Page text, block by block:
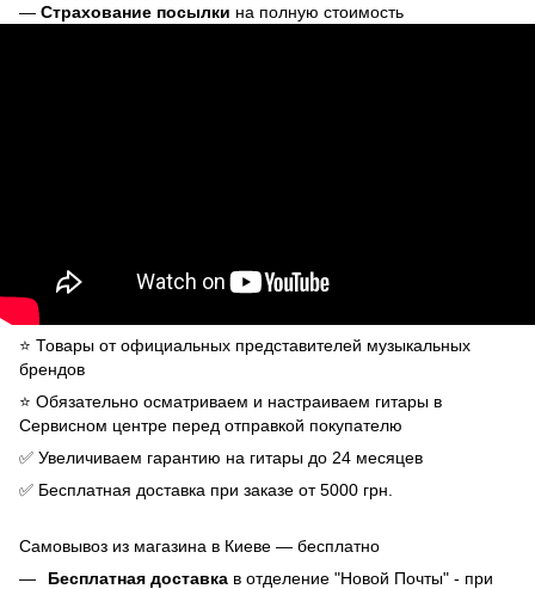
— Страхование посылки на полную стоимость
⭐️ Товары от официальных представителей музыкальных
брендов
⭐️ Обязательно осматриваем и настраиваем гитары в
Сервисном центре перед отправкой покупателю
✅ Увеличиваем гарантию на гитары до 24 месяцев
✅ Бесплатная доставка при заказе от 5000 грн.
Самовывоз из магазина в Киеве — бесплатно
Бесплатная доставка в отделение "Новой Почты" - при